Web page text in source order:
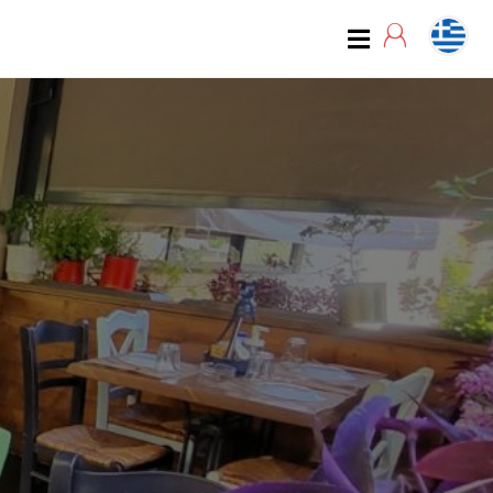
07:00
08:00
09:00
09:15
09:45
10:00
10:15 10:30
10:45
11:00
11:15 11:30
11:45
12:15 12:30
12:45
13:00
13:15 13:30
13:45
14:00
14:15 14:30
14:45
15:00
15:15 15:30
15:45
16:00
16:15 16:30
16:45